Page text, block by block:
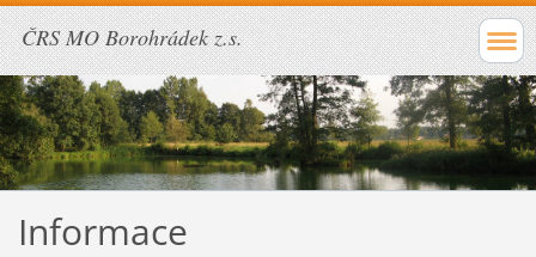
ČRS MO Borohrádek z.s.
Informace